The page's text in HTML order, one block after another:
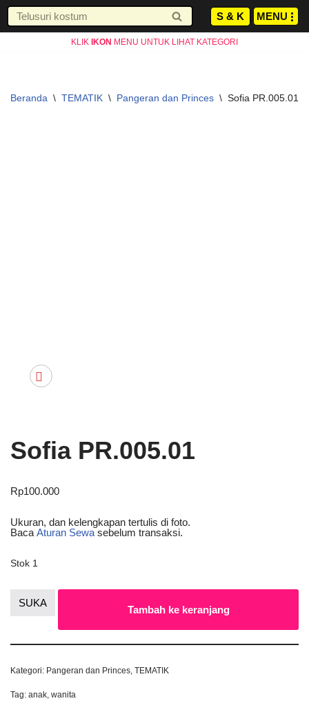
Lompat
S & K MENU
KLIK IKON MENU UNTUK LIHAT KATEGORI
Beranda \ TEMATIK \ Pangeran dan Princes \ Sofia PR.005.01
Sofia PR.005.01
Rp100.000
Ukuran, dan kelengkapan tertulis di foto.
Baca Aturan Sewa sebelum transaksi.
Stok 1
SUKA
Tambah ke keranjang
Kategori: Pangeran dan Princes, TEMATIK
Tag: anak, wanita
JAM KERJA AGUSTUS
Senin-Jumat : 10.00-19.00 WIB
Sabtu : 10.00-17.00 WIB
Minggu LIBUR
INFO